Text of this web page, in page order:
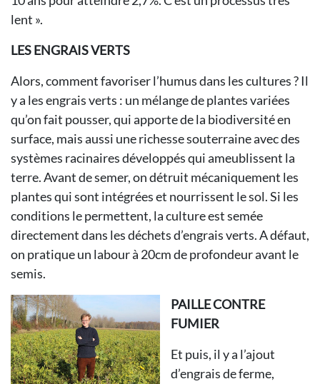
lent ».
LES ENGRAIS VERTS
Alors, comment favoriser l’humus dans les cultures ? Il
y a les engrais verts : un mélange de plantes variées
qu’on fait pousser, qui apporte de la biodiversité en
surface, mais aussi une richesse souterraine avec des
systèmes racinaires développés qui ameublissent la
terre. Avant de semer, on détruit mécaniquement les
plantes qui sont intégrées et nourrissent le sol. Si les
conditions le permettent, la culture est semée
directement dans les déchets d’engrais verts. A défaut,
on pratique un labour à 20cm de profondeur avant le
semis.
PAILLE CONTRE
FUMIER
Et puis, il y a l’ajout
d’engrais de ferme,